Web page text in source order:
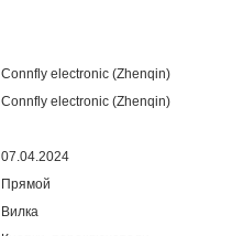
Connfly electronic (Zhenqin)
Connfly electronic (Zhenqin)
07.04.2024
Прямой
Вилка